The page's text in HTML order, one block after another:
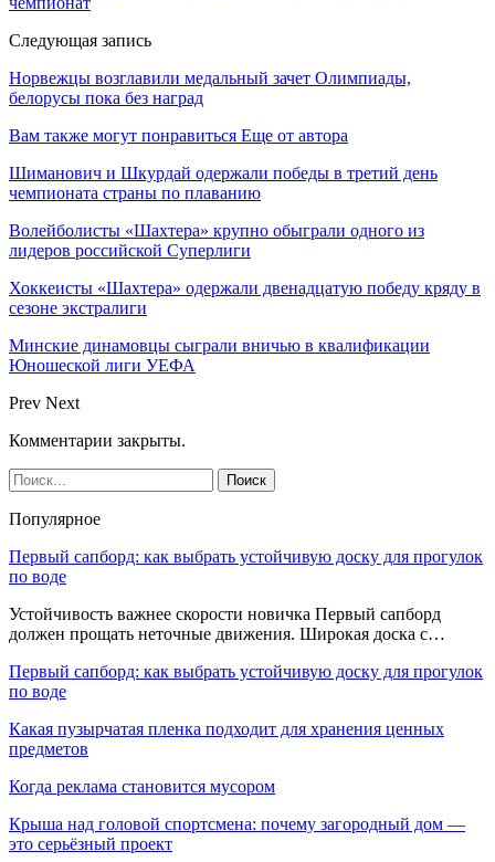
Следующая запись
Норвежцы возглавили медальный зачет Олимпиады,
белорусы пока без наград
Вам также могут понравиться Еще от автора
Шиманович и Шкурдай одержали победы в третий день
чемпионата страны по плаванию
Волейболисты «Шахтера» крупно обыграли одного из
лидеров российской Суперлиги
Хоккеисты «Шахтера» одержали двенадцатую победу кряду в
сезоне экстралиги
Минские динамовцы сыграли вничью в квалификации
Юношеской лиги УЕФА
Prev Next
Комментарии закрыты.
Популярное
Первый сапборд: как выбрать устойчивую доску для прогулок
по воде
Устойчивость важнее скорости новичка Первый сапборд
должен прощать неточные движения. Широкая доска с…
Первый сапборд: как выбрать устойчивую доску для прогулок
по воде
Какая пузырчатая пленка подходит для хранения ценных
предметов
Когда реклама становится мусором
Крыша над головой спортсмена: почему загородный дом —
это серьёзный проект